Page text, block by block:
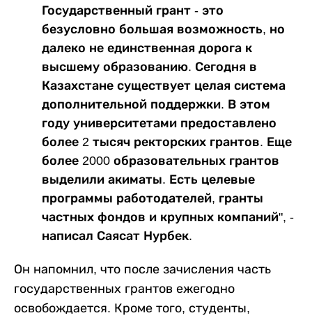
Государственный грант - это
безусловно большая возможность, но
далеко не единственная дорога к
высшему образованию. Сегодня в
Казахстане существует целая система
дополнительной поддержки. В этом
году университетами предоставлено
более 2 тысяч ректорских грантов. Еще
более 2000 образовательных грантов
выделили акиматы. Есть целевые
программы работодателей, гранты
частных фондов и крупных компаний", -
написал Саясат Нурбек.
Он напомнил, что после зачисления часть
государственных грантов ежегодно
освобождается. Кроме того, студенты,